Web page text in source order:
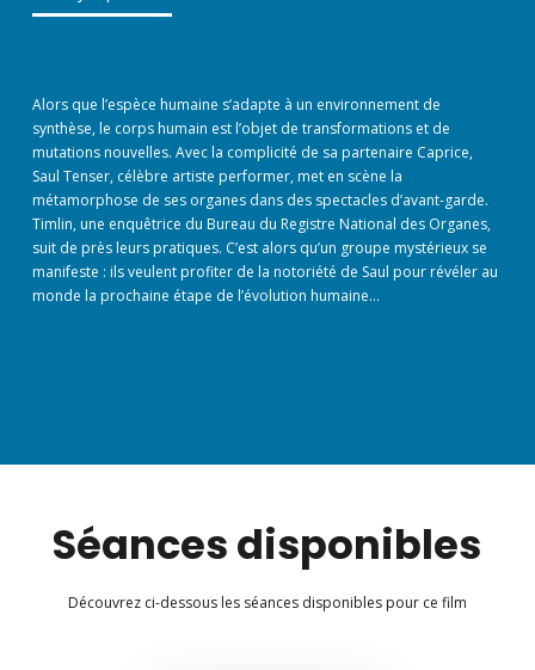
Alors que l’espèce humaine s’adapte à un environnement de
synthèse, le corps humain est l’objet de transformations et de
mutations nouvelles. Avec la complicité de sa partenaire Caprice,
Saul Tenser, célèbre artiste performer, met en scène la
métamorphose de ses organes dans des spectacles d’avant-garde.
Timlin, une enquêtrice du Bureau du Registre National des Organes,
suit de près leurs pratiques. C’est alors qu’un groupe mystérieux se
manifeste : ils veulent profiter de la notoriété de Saul pour révéler au
monde la prochaine étape de l’évolution humaine…
Séances disponibles
Découvrez ci-dessous les séances disponibles pour ce film